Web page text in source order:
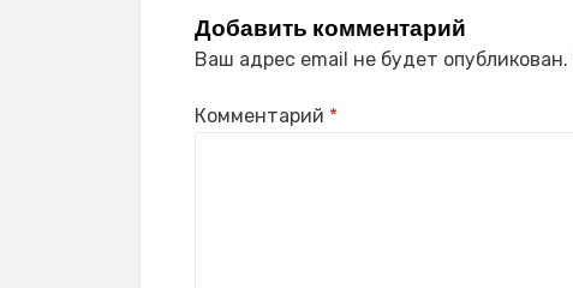
Добавить комментарий
Ваш адрес email не будет опубликован.
Комментарий *